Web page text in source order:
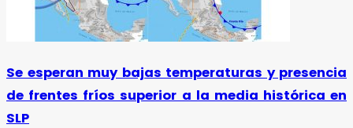
Se esperan muy bajas temperaturas y presencia
de frentes fríos superior a la media histórica en
SLP